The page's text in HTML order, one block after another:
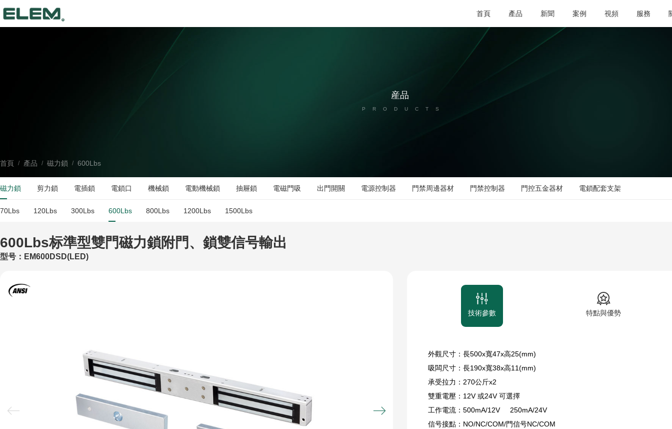
首頁 產品 新聞 案例 視頻 服務
首頁 / 產品 / 磁力鎖 / 600Lbs
産品
PRODUCTS
磁力鎖 剪力鎖 電插鎖 電鎖口 機械鎖 電動機械鎖 抽屜鎖 電磁門吸 出門開關 電源控制器 門禁周邊器材 門禁控制器 門控五金器材 電鎖配套支架
70Lbs 120Lbs 300Lbs 600Lbs 800Lbs 1200Lbs 1500Lbs
600Lbs标準型雙門磁力鎖附門、鎖雙信号輸出
型号：EM600DSD(LED)
技術參數 特點與優勢
外觀尺寸：長500x寬47x高25(mm)
吸闆尺寸：長190x寬38x高11(mm)
承受拉力：270公斤x2
雙重電壓：12V 或24V 可選擇
工作電流：500mA/12V 250mA/24V
信号接點：NO/NC/COM/門信号NC/COM